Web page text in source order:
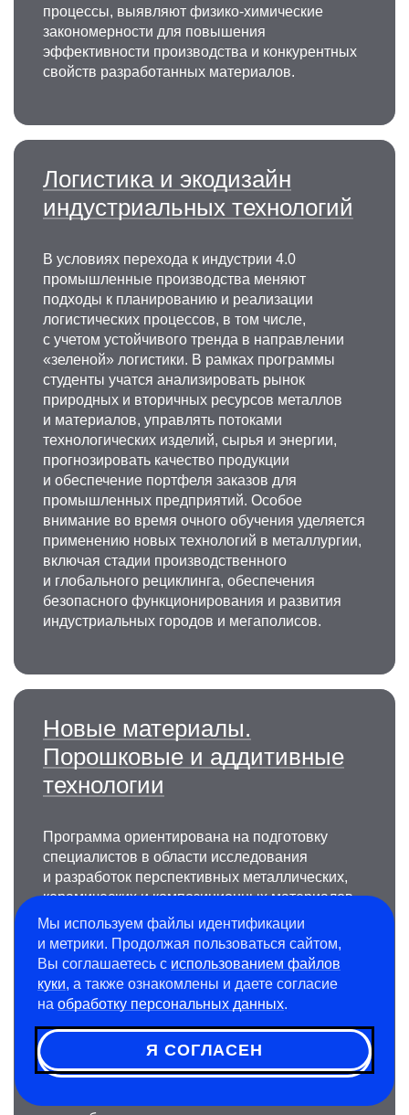
процессы, выявляют физико-химические
закономерности для повышения
эффективности производства и конкурентных
свойств разработанных материалов.
Логистика и экодизайн
индустриальных технологий
В условиях перехода к индустрии 4.0
промышленные производства меняют
подходы к планированию и реализации
логистических процессов, в том числе,
с учетом устойчивого тренда в направлении
«зеленой» логистики. В рамках программы
студенты учатся анализировать рынок
природных и вторичных ресурсов металлов
и материалов, управлять потоками
технологических изделий, сырья и энергии,
прогнозировать качество продукции
и обеспечение портфеля заказов для
промышленных предприятий. Особое
внимание во время очного обучения уделяется
применению новых технологий в металлургии,
включая стадии производственного
и глобального рециклинга, обеспечения
безопасного функционирования и развития
индустриальных городов и мегаполисов.
Новые материалы.
Порошковые и аддитивные
технологии
Программа ориентирована на подготовку
специалистов в области исследования
и разработок перспективных металлических,
керамических и композиционных материалов
и покрытий для авиационно-космической,
атомной промышленности и медицины.
Студенты изучают основы и проблемы
материаловедения, высокотемпературного
синтеза уникальных сплавов, 3D-
лазерного сплавления и автоматизированные
процессы производства. Выпускники
программы востребованы в различных
Мы используем файлы идентификации
и метрики. Продолжая пользоваться сайтом,
Вы соглашаетесь с использованием файлов
куки, а также ознакомлены и даете согласие
на обработку персональных данных.
Я СОГЛАСЕН